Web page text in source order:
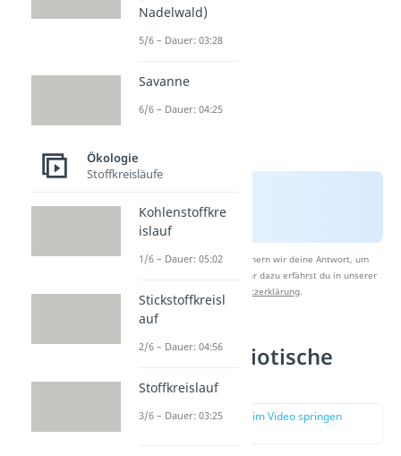
Nach Beantwortung speichern wir deine Antwort, um
Studyflix zu verbessern. Mehr dazu erfährst du in unserer
Datenschutzerklärung.
Übersicht: Biotische
Faktoren
zur Stelle im Video springen
Nadelwald)
5/6 – Dauer: 03:28
Savanne
6/6 – Dauer: 04:25
Ökologie
Stoffkreisläufe
Kohlenstoffkre
islauf
1/6 – Dauer: 05:02
Stickstoffkreisl
auf
2/6 – Dauer: 04:56
Stoffkreislauf
3/6 – Dauer: 03:25